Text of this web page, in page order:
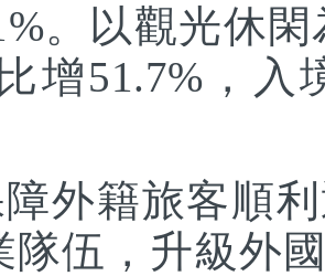
。以觀光休
增51.7%，
籍旅客順利
隊伍，升級外